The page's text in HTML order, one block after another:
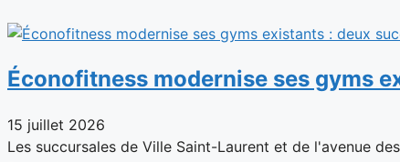
Éconofitness modernise ses gyms
15 juillet 2026
Les succursales de Ville Saint-Laurent et de l'avenue